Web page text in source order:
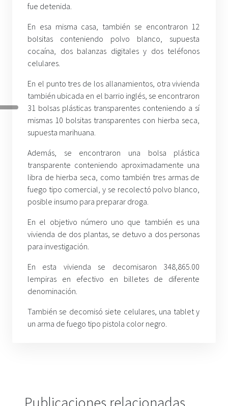
fue detenida.
En esa misma casa, también se encontraron 12
bolsitas conteniendo polvo blanco, supuesta
cocaína, dos balanzas digitales y dos teléfonos
celulares.
En el punto tres de los allanamientos, otra vivienda
también ubicada en el barrio inglés, se encontraron
31 bolsas plásticas transparentes conteniendo a sí
mismas 10 bolsitas transparentes con hierba seca,
supuesta marihuana.
Además, se encontraron una bolsa plástica
transparente conteniendo aproximadamente una
libra de hierba seca, como también tres armas de
fuego tipo comercial, y se recolectó polvo blanco,
posible insumo para preparar droga.
En el objetivo número uno que también es una
vivienda de dos plantas, se detuvo a dos personas
para investigación.
En esta vivienda se decomisaron 348,865.00
lempiras en efectivo en billetes de diferente
denominación.
También se decomisó siete celulares, una tablet y
un arma de fuego tipo pistola color negro.